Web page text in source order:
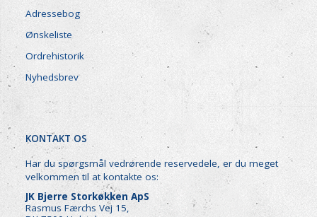
Adressebog
Ønskeliste
Ordrehistorik
Nyhedsbrev
KONTAKT OS
Har du spørgsmål vedrørende reservedele, er du meget
velkommen til at kontakte os:
JK Bjerre Storkøkken ApS
Rasmus Færchs Vej 15,